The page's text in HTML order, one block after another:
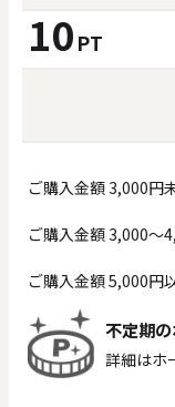
10 PT
ご購入金額 3,000円
ご購入金額 3,000～
ご購入金額 5,000円
不定期
詳細はホ